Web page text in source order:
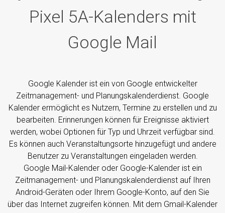
Pixel 5A-Kalenders mit
Google Mail
Google Kalender ist ein von Google entwickelter
Zeitmanagement- und Planungskalenderdienst. Google
Kalender ermöglicht es Nutzern, Termine zu erstellen und zu
bearbeiten. Erinnerungen können für Ereignisse aktiviert
werden, wobei Optionen für Typ und Uhrzeit verfügbar sind.
Es können auch Veranstaltungsorte hinzugefügt und andere
Benutzer zu Veranstaltungen eingeladen werden.
Google Mail-Kalender oder Google-Kalender ist ein
Zeitmanagement- und Planungskalenderdienst auf Ihren
Android-Geräten oder Ihrem Google-Konto, auf den Sie
über das Internet zugreifen können. Mit dem Gmail-Kalender